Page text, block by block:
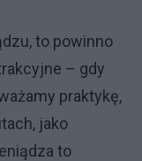
to powinno
– gdy
praktykę,
jako
to